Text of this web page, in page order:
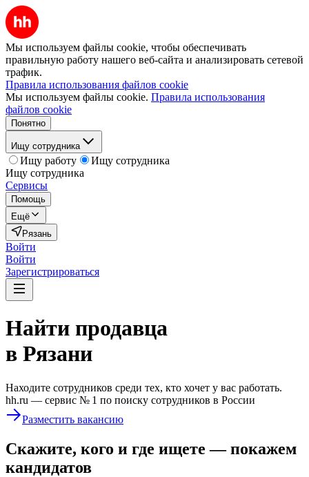
Мы используем файлы cookie, чтобы обеспечивать
правильную работу нашего веб-сайта и анализировать сетевой
трафик.
Правила использования файлов cookie
Мы используем файлы cookie. Правила использования
файлов cookie
Понятно
Ищу сотрудника
Ищу работу
Ищу сотрудника
Ищу сотрудника
Сервисы
Помощь
Ещё
Рязань
Войти
Войти
Зарегистрироваться
Найти продавца
в Рязани
Находите сотрудников среди тех, кто хочет у вас работать.
hh.ru — сервис № 1 по поиску сотрудников в России
Разместить вакансию
Скажите, кого и где ищете — покажем
кандидатов